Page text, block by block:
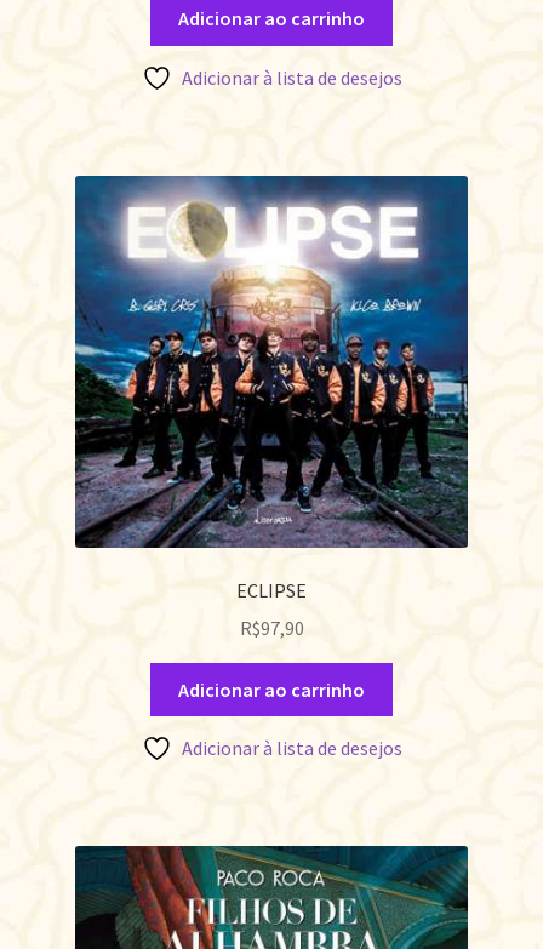
Adicionar ao carrinho
Adicionar à lista de desejos
ECLIPSE
R$97,90
Adicionar ao carrinho
Adicionar à lista de desejos